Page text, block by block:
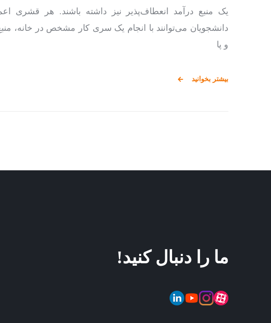
یک منبع درآمد انعطاف‌پذیر نیز داشته باشند. هر قشری اعم
دانشجویان می‌توانند با انجام یک سری کار مشخص در خانه،
و پا
بیشتر بخوانید
ما را دنبال کنید!